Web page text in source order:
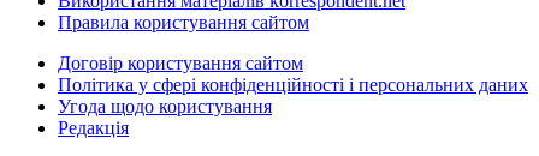
Правила користування сайтом
Договір користування сайтом
Політика у сфері конфіденційності і персональних даних
Угода щодо користування
Редакція